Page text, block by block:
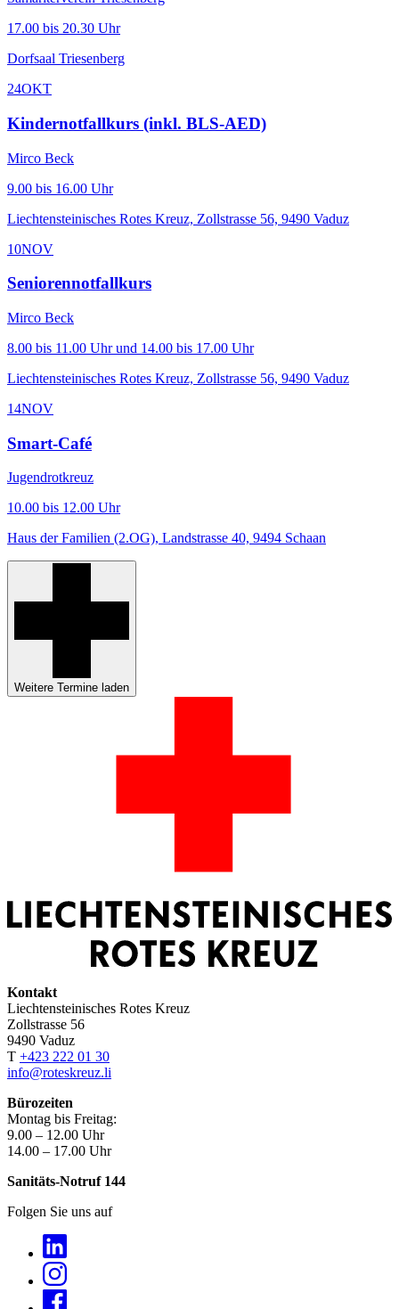
17.00 bis 20.30 Uhr
Dorfsaal Triesenberg
24OKT
Kindernotfallkurs (inkl. BLS-AED)
Mirco Beck
9.00 bis 16.00 Uhr
Liechtensteinisches Rotes Kreuz, Zollstrasse 56, 9490 Vaduz
10NOV
Seniorennotfallkurs
Mirco Beck
8.00 bis 11.00 Uhr und 14.00 bis 17.00 Uhr
Liechtensteinisches Rotes Kreuz, Zollstrasse 56, 9490 Vaduz
14NOV
Smart-Café
Jugendrotkreuz
10.00 bis 12.00 Uhr
Haus der Familien (2.OG), Landstrasse 40, 9494 Schaan
Weitere Termine laden
Kontakt
Liechtensteinisches Rotes Kreuz
Zollstrasse 56
9490 Vaduz
T +423 222 01 30
info@roteskreuz.li
Bürozeiten
Montag bis Freitag:
9.00 – 12.00 Uhr
14.00 – 17.00 Uhr
Sanitäts-Notruf 144
Folgen Sie uns auf